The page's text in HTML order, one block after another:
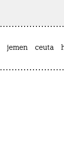
jemen ceuta